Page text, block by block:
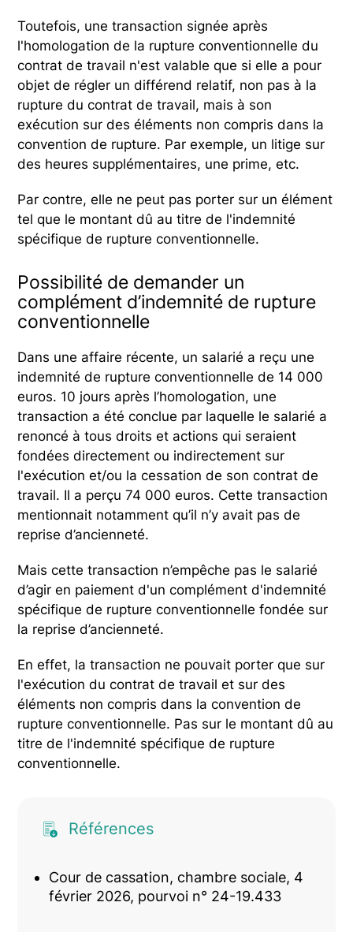
Toutefois, une transaction signée après
l'homologation de la rupture conventionnelle du
contrat de travail n'est valable que si elle a pour
objet de régler un différend relatif, non pas à la
rupture du contrat de travail, mais à son
exécution sur des éléments non compris dans la
convention de rupture. Par exemple, un litige sur
des heures supplémentaires, une prime, etc.
Par contre, elle ne peut pas porter sur un élément
tel que le montant dû au titre de l'indemnité
spécifique de rupture conventionnelle.
Possibilité de demander un
complément d’indemnité de rupture
conventionnelle
Dans une affaire récente, un salarié a reçu une
indemnité de rupture conventionnelle de 14 000
euros. 10 jours après l’homologation, une
transaction a été conclue par laquelle le salarié a
renoncé à tous droits et actions qui seraient
fondées directement ou indirectement sur
l'exécution et/ou la cessation de son contrat de
travail. Il a perçu 74 000 euros. Cette transaction
mentionnait notamment qu’il n’y avait pas de
reprise d’ancienneté.
Mais cette transaction n’empêche pas le salarié
d’agir en paiement d'un complément d'indemnité
spécifique de rupture conventionnelle fondée sur
la reprise d’ancienneté.
En effet, la transaction ne pouvait porter que sur
l'exécution du contrat de travail et sur des
éléments non compris dans la convention de
rupture conventionnelle. Pas sur le montant dû au
titre de l'indemnité spécifique de rupture
conventionnelle.
Références
Cour de cassation, chambre sociale, 4
février 2026, pourvoi n° 24-19.433